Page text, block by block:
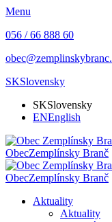
Menu
056 / 66 888 60
SKSlovensky
SKSlovensky
ENEnglish
ObecZemplínsky Branč
ObecZemplínsky Branč
Aktuality
Aktuality